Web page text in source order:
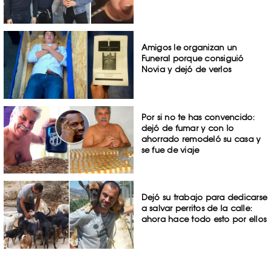
Amigos le organizan un
Funeral porque consiguió
Novia y dejó de verlos
Por si no te has convencido:
dejó de fumar y con lo
ahorrado remodeló su casa y
se fue de viaje
Dejó su trabajo para dedicarse
a salvar perritos de la calle:
ahora hace todo esto por ellos